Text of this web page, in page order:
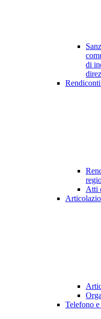
di
Atti
Telefono e